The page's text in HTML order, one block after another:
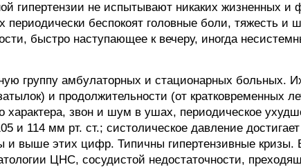
гипертензии не испытывают никаких жизненных и
периодически беспокоят головные боли, тяжесть и
быстро наступающее к вечеру, иногда
группу амбулаторных и стационарных больных.
и продолжительности (от кратковременных
характера, звон и шум в ушах, периодическое
и 114 мм рт. ст.; систолическое давление
и выше этих цифр. Типичны гипертензивные кризы.
ЦНС, сосудистой недостаточности,